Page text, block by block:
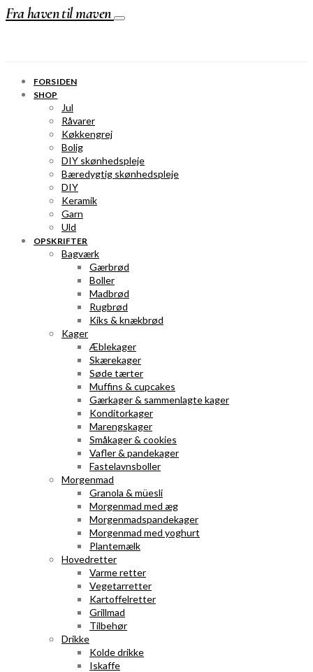
Fra haven til maven
FORSIDEN
SHOP
Jul
Råvarer
Køkkengrej
Bolig
DIY skønhedspleje
Bæredygtig skønhedspleje
DIY
Keramik
Garn
Uld
OPSKRIFTER
Bagværk
Gærbrød
Boller
Madbrød
Rugbrød
Kiks & knækbrød
Kager
Æblekager
Skærekager
Søde tærter
Muffins & cupcakes
Gærkager & sammenlagte kager
Konditorkager
Marengskager
Småkager & cookies
Vafler & pandekager
Fastelavnsboller
Morgenmad
Granola & müesli
Morgenmad med æg
Morgenmadspandekager
Morgenmad med yoghurt
Plantemælk
Hovedretter
Varme retter
Vegetarretter
Kartoffelretter
Grillmad
Tilbehør
Drikke
Kolde drikke
Iskaffe